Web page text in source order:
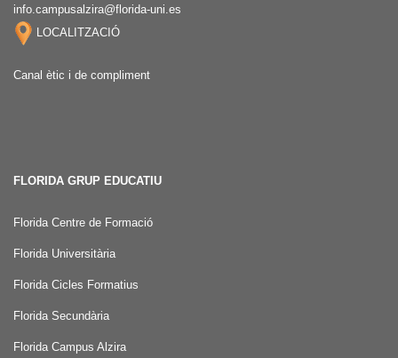
info.campusalzira@florida-uni.es
LOCALITZACIÓ
Canal ètic i de compliment
FLORIDA GRUP EDUCATIU
Florida Centre de Formació
Florida Universitària
Florida Cicles Formatius
Florida Secundària
Florida Campus Alzira